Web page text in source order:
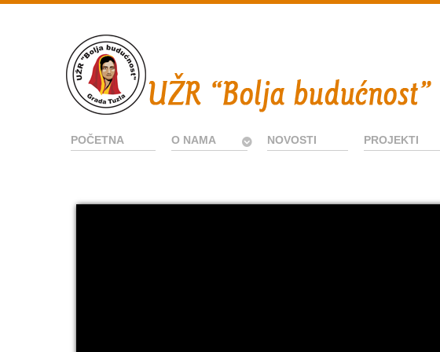
POČETNA O NAMA NOVOSTI PROJEKTI